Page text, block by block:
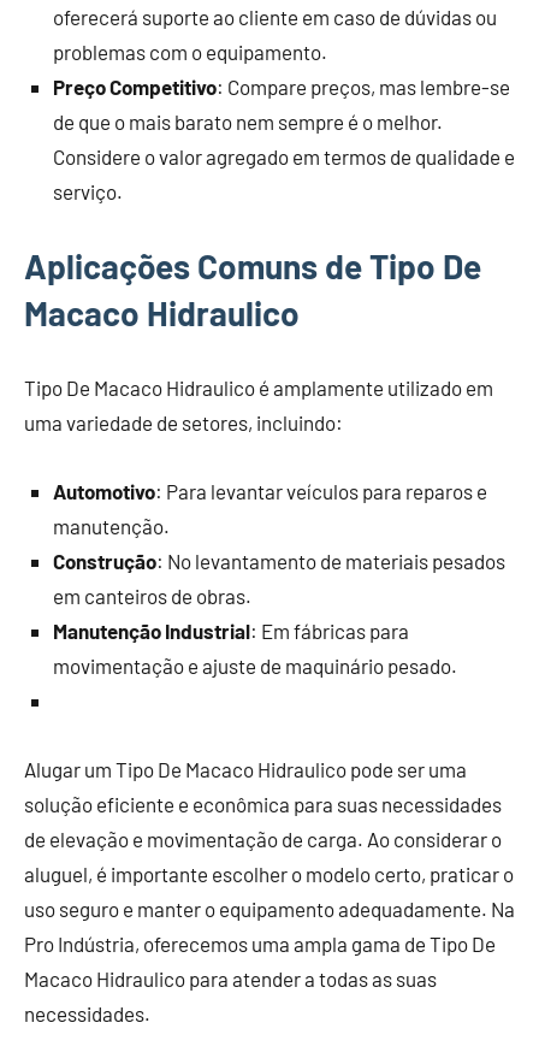
oferecerá suporte ao cliente em caso de dúvidas ou
problemas com o equipamento.
Preço Competitivo: Compare preços, mas lembre-se
de que o mais barato nem sempre é o melhor.
Considere o valor agregado em termos de qualidade e
serviço.
Aplicações Comuns de Tipo De
Macaco Hidraulico
Tipo De Macaco Hidraulico é amplamente utilizado em
uma variedade de setores, incluindo:
Automotivo: Para levantar veículos para reparos e
manutenção.
Construção: No levantamento de materiais pesados
em canteiros de obras.
Manutenção Industrial: Em fábricas para
movimentação e ajuste de maquinário pesado.
Alugar um Tipo De Macaco Hidraulico pode ser uma
solução eficiente e econômica para suas necessidades
de elevação e movimentação de carga. Ao considerar o
aluguel, é importante escolher o modelo certo, praticar o
uso seguro e manter o equipamento adequadamente. Na
Pro Indústria, oferecemos uma ampla gama de Tipo De
Macaco Hidraulico para atender a todas as suas
necessidades.